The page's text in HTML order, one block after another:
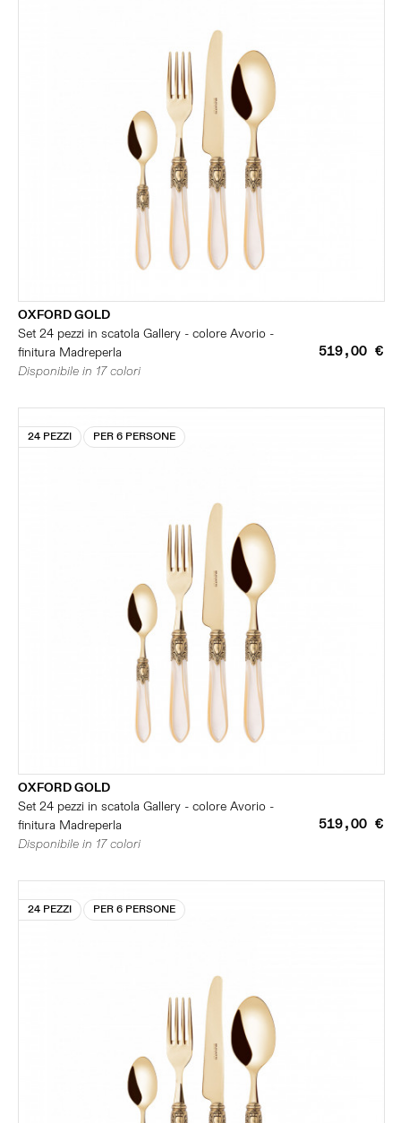
OXFORD GOLD
Set 24 pezzi in scatola Gallery - colore Avorio -
finitura Madreperla
519,00 €
Disponibile in 17 colori
24 PEZZI PER 6 PERSONE
OXFORD GOLD
Set 24 pezzi in scatola Gallery - colore Avorio -
finitura Madreperla
519,00 €
Disponibile in 17 colori
24 PEZZI PER 6 PERSONE